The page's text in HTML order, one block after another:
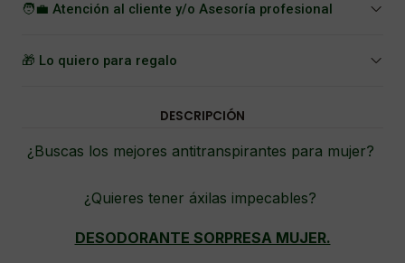
🧑‍💼 Atención al cliente y/o Asesoría profesional
🎁 Lo quiero para regalo
DESCRIPCIÓN
¿Buscas los mejores antitranspirantes para mujer?
¿Quieres tener áxilas impecables?
DESODORANTE SORPRESA MUJER.